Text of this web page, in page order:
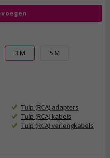
3 M 5 M
Tulp (RCA) adapters
Tulp (RCA) kabels
Tulp (RCA) verlengkabels